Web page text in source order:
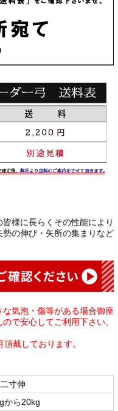
様に長らくその性能により
の伸び・矢所の集まりなど
気泡・傷等がある場合御座
で安心してご利用下さい。
戴しております。
二寸伸
から20kg